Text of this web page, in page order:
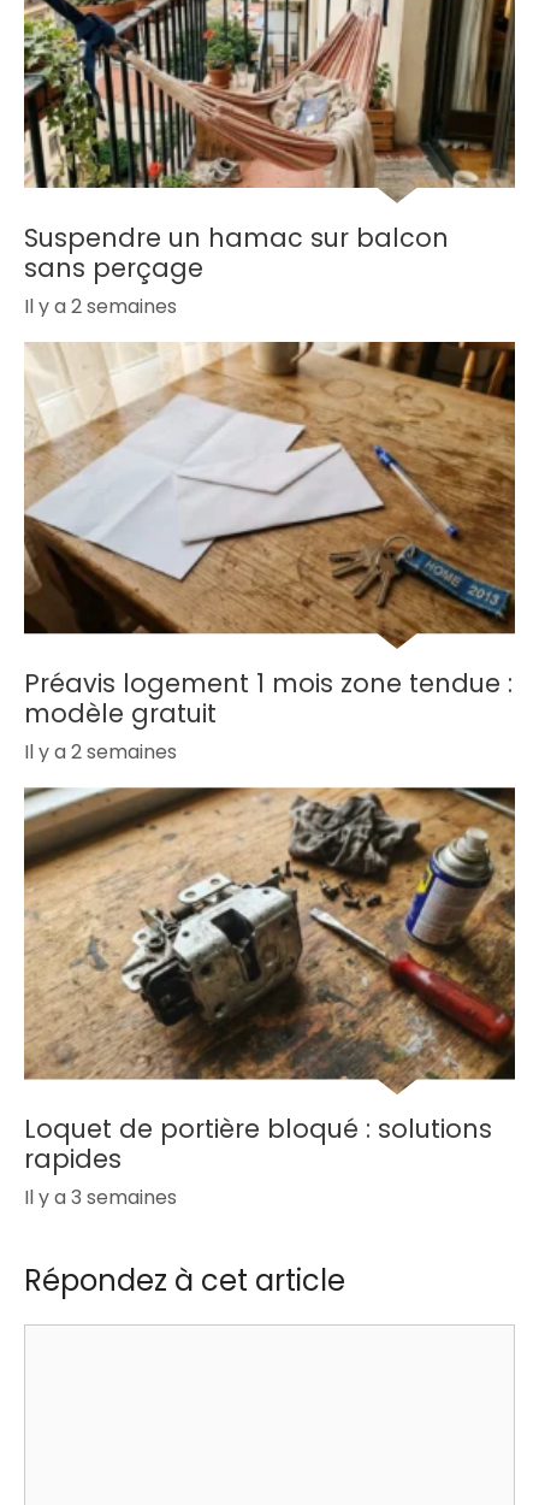
Suspendre un hamac sur balcon
sans perçage
Il y a 2 semaines
Préavis logement 1 mois zone tendue :
modèle gratuit
Il y a 2 semaines
Loquet de portière bloqué : solutions
rapides
Il y a 3 semaines
Répondez à cet article